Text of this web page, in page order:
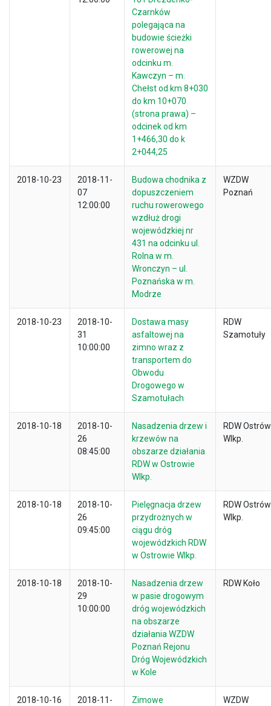
Czarnków
polegająca na
budowie ścieżki
rowerowej na
odcinku m.
Kawczyn – m.
Chełst od km 8+030
do km 10+070
(strona prawa) –
odcinek od km
1+466,30 do k
2+044,25
2018-10-23
2018-11-
07
12:00:00
Budowa chodnika z
dopuszczeniem
ruchu rowerowego
wzdłuż drogi
wojewódzkiej nr
431 na odcinku ul.
Rolna w m.
Wronczyn – ul.
Poznańska w m.
Modrze
WZDW
Poznań
2018-10-23
2018-10-
31
10:00:00
Dostawa masy
asfaltowej na
zimno wraz z
transportem do
Obwodu
Drogowego w
Szamotułach
RDW
Szamotuły
2018-10-18
2018-10-
26
08:45:00
Nasadzenia drzew i
krzewów na
obszarze działania
RDW w Ostrowie
Wlkp.
RDW Ostrów
Wlkp.
2018-10-18
2018-10-
26
09:45:00
Pielęgnacja drzew
przydrożnych w
ciągu dróg
wojewódzkich RDW
w Ostrowie Wlkp.
RDW Ostrów
Wlkp.
2018-10-18
2018-10-
29
10:00:00
Nasadzenia drzew
w pasie drogowym
dróg wojewódzkich
na obszarze
działania WZDW
Poznań Rejonu
Dróg Wojewódzkich
w Kole
RDW Koło
2018-10-16 2018-11- Zimowe WZDW